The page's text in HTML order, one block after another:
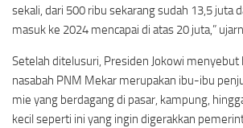
sekali, dari 500 ribu sekarang sudah 13,5 juta
masuk ke 2024 mencapai di atas 20 juta,”
Setelah ditelusuri, Presiden Jokowi menyebut
nasabah PNM Mekar merupakan ibu-ibu
mie yang berdagang di pasar, kampung,
kecil seperti ini yang ingin digerakkan